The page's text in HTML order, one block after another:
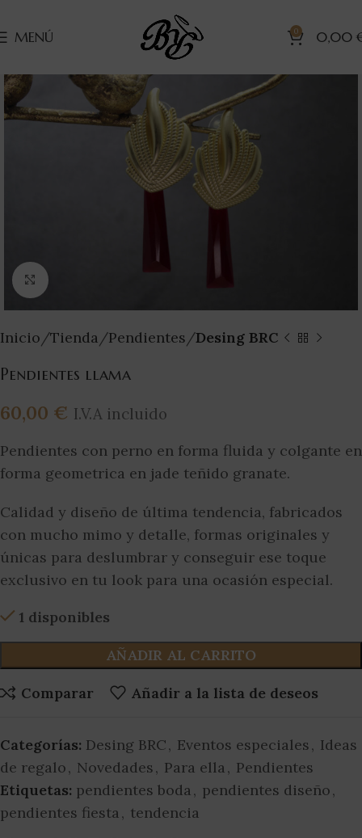
MENÚ 0 0,00
Clic para ampliar
Inicio Tienda Pendientes Desing BRC
Pendientes llama
60,00 € I.V.A incluido
Pendientes con perno en forma fluida y colgante en
forma geometrica en jade teñido granate.
Calidad y diseño de última tendencia, fabricados
con mucho mimo y detalle, formas originales y
únicas para deslumbrar y conseguir ese toque
exclusivo en tu look para una ocasión especial.
1 disponibles
AÑADIR AL CARRITO
Comparar Añadir a la lista de deseos
Categorías: Desing BRC, Eventos especiales, Ideas
de regalo, Novedades, Para ella, Pendientes
Etiquetas: pendientes boda, pendientes diseño,
pendientes fiesta, tendencia